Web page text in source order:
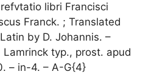
libri Francisci
Franck. ; Translated
by D. Johannis. –
typ., prost. apud
– in-4. – A-G{4}